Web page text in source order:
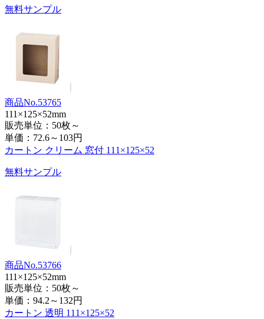
無料サンプル
商品No.53765
111×125×52mm
販売単位：50枚～
単価： 72.6～103円
カートン クリーム 窓付 111×125×52
無料サンプル
商品No.53766
111×125×52mm
販売単位：50枚～
単価： 94.2～132円
カートン 透明 111×125×52